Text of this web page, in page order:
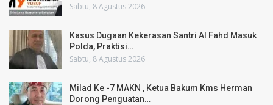
Sabtu, 8 Agustus 2026
Kasus Dugaan Kekerasan Santri Al Fahd Masuk
Polda, Praktisi…
Sabtu, 8 Agustus 2026
Milad Ke -7 MAKN , Ketua Bakum Kms Herman
Dorong Penguatan…